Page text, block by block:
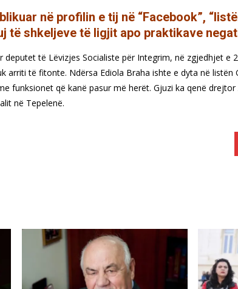
në profilin e tij në “Facebook”,
të shkeljeve të ligjit apo praktikave
deputet të Lëvizjes Socialiste për Integrim, në zgjedhjet e
arriti të fitonte. Ndërsa Ediola Braha ishte e dyta në listën
funksionet që kanë pasur më herët. Gjuzi ka qenë
në Tepelenë.